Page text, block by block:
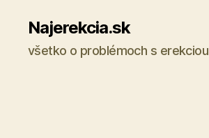
Najerekcia.sk
všetko o problémoch s erekciou